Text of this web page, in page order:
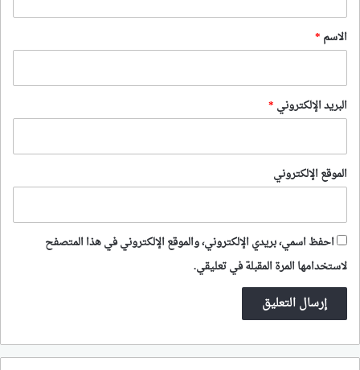
*
الاسم *
البريد الإلكتروني *
الموقع الإلكتروني
احفظ اسمي، بريدي الإلكتروني، والموقع الإلكتروني في هذا المتصفح
لاستخدامها المرة المقبلة في تعليقي.